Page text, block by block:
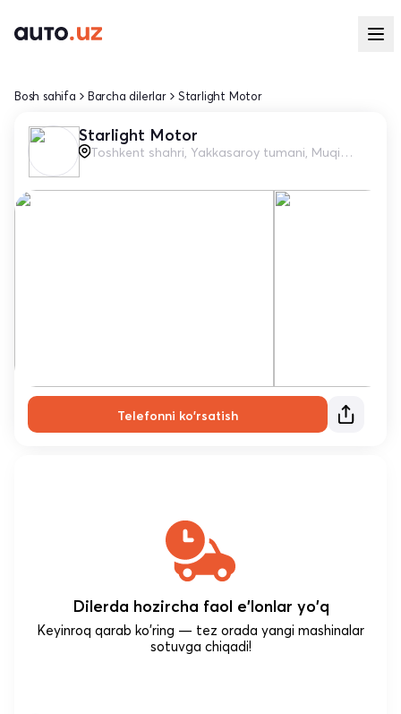
Bosh sahifa Barcha dilerlar Starlight Motor
Starlight Motor
Toshkent shahri, Yakkasaroy tumani, Muqimiy ko'chasi, 59
Telefonni ko'rsatish
Dilerda hozircha faol e'lonlar yo'q
Keyinroq qarab ko'ring — tez orada yangi mashinalar
sotuvga chiqadi!